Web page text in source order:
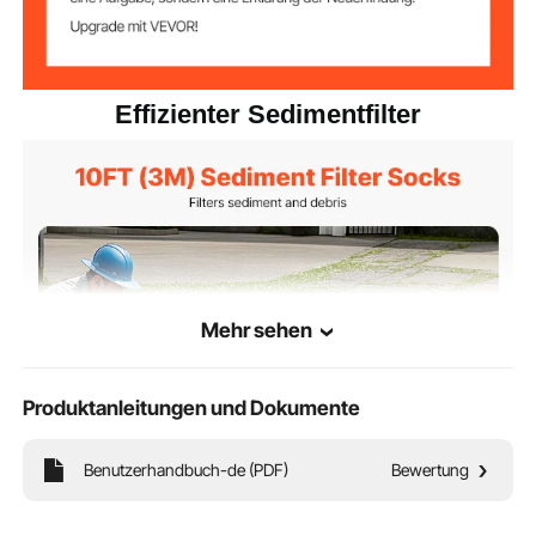
Effizienter Sedimentfilter
Mehr sehen
Produktanleitungen und Dokumente
Benutzerhandbuch-de (PDF) Bewertung